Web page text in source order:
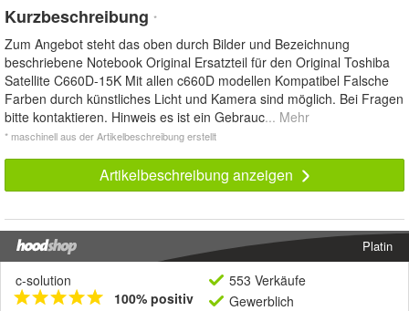
Kurzbeschreibung *
Zum Angebot steht das oben durch Bilder und Bezeichnung
beschriebene Notebook Original Ersatzteil für den Original Toshiba
Satellite C660D-15K Mit allen c660D modellen Kompatibel Falsche
Farben durch künstliches Licht und Kamera sind möglich. Bei Fragen
bitte kontaktieren. Hinweis es ist ein Gebrauc... Mehr
* maschinell aus der Artikelbeschreibung erstellt
Artikelbeschreibung anzeigen
Platin
c-solution
100% positiv
553 Verkäufe
Gewerblich